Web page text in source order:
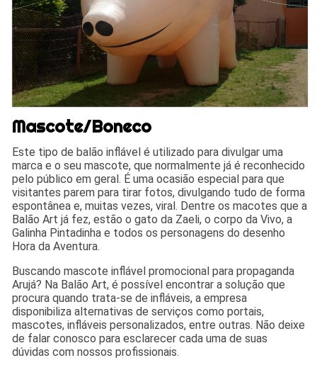
Mascote/Boneco
Este tipo de balão inflável é utilizado para divulgar uma
marca e o seu mascote, que normalmente já é reconhecido
pelo público em geral. É uma ocasião especial para que
visitantes parem para tirar fotos, divulgando tudo de forma
espontânea e, muitas vezes, viral. Dentre os macotes que a
Balão Art já fez, estão o gato da Zaeli, o corpo da Vivo, a
Galinha Pintadinha e todos os personagens do desenho
Hora da Aventura.
Buscando mascote inflável promocional para propaganda
Arujá? Na Balão Art, é possível encontrar a solução que
procura quando trata-se de infláveis, a empresa
disponibiliza alternativas de serviços como portais,
mascotes, infláveis personalizados, entre outras. Não deixe
de falar conosco para esclarecer cada uma de suas
dúvidas com nossos profissionais.